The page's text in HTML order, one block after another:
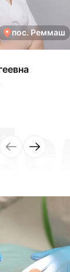
пос. Реммаш